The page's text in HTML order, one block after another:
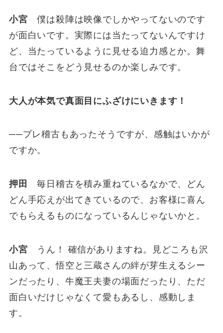
小宮 僕は殺陣は映像でしかやってないのです
が面白いです。実際には当たってないんですけ
ど、当たっているように見せる迫力感とか。舞
台ではそこをどう見せるのか楽しみです。
大人が本気で真面目にふざけにいきます！
──プレ稽古もあったそうですが、感触はいかが
ですか。
押田
毎日稽古を積み重ねているなかで、どん
どん手応えが出てきているので、お客様に喜ん
でもらえるものになっているんじゃないかと。
小宮 うん！ 確信がありますね。見どころも沢
山あって、悟空と三蔵さんの絆が芽生えるシー
ンだったり、牛魔王夫妻の場面だったり、ただ
面白いだけじゃなくて愛もあるし、感動しま
す。